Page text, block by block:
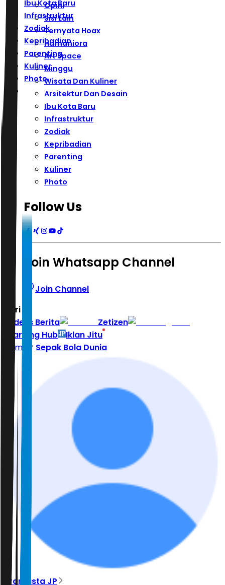
Ibu Kota Baru
Infrastruktur
Zodiak
Kepribadian
Parenting
Kuliner
Photo
Opini
Sisi Lain
Ternyata Hoax
Humaniora
Art Space
Minggu
Wisata Dan Kuliner
Arsitektur Dan Desain
Ibu Kota Baru
Infrastruktur
Zodiak
Kepribadian
Parenting
Kuliner
Photo
Follow Us
Join Whatsapp Channel
Join Channel
Hari ini
Indeks Berita
Zetizen
Learning Hub
Iklan Jitu
Home
Sepak Bola Dunia
Bramasta JP